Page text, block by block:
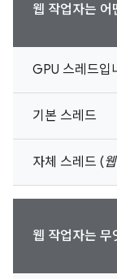
웹 작업자는
GPU 스레드입
기본 스레드
자체 스레드 (
웹 작업자는 무